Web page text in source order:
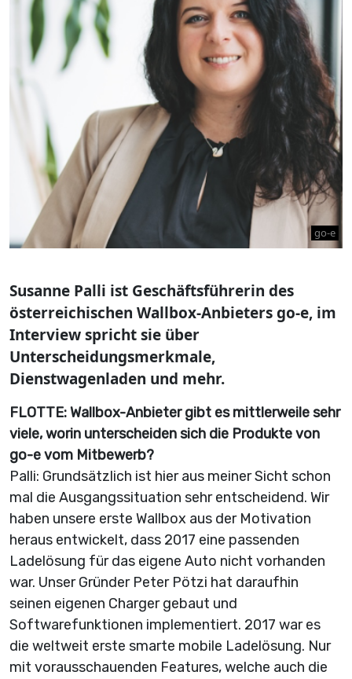
go-e
Susanne Palli ist Geschäftsführerin des
österreichischen Wallbox-Anbieters go-e, im
Interview spricht sie über
Unterscheidungsmerkmale,
Dienstwagenladen und mehr.
FLOTTE: Wallbox-Anbieter gibt es mittlerweile sehr
viele, worin unterscheiden sich die Produkte von
go-e vom Mitbewerb?
Palli: Grundsätzlich ist hier aus meiner Sicht schon
mal die Ausgangssituation sehr entscheidend. Wir
haben unsere erste Wallbox aus der Motivation
heraus entwickelt, dass 2017 eine passenden
Ladelösung für das eigene Auto nicht vorhanden
war. Unser Gründer Peter Pötzi hat daraufhin
seinen eigenen Charger gebaut und
Softwarefunktionen implementiert. 2017 war es
die weltweit erste smarte mobile Ladelösung. Nur
mit vorausschauenden Features, welche auch die